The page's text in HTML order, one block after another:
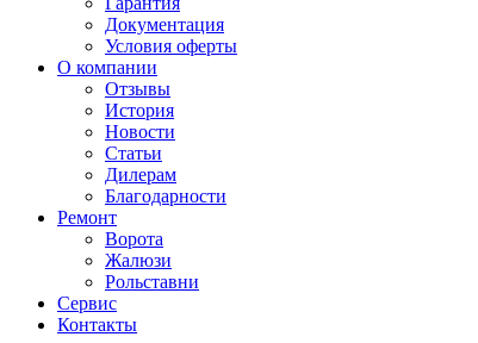
Документация
Условия оферты
О компании
Отзывы
История
Новости
Статьи
Дилерам
Благодарности
Ремонт
Ворота
Жалюзи
Рольставни
Сервис
Контакты